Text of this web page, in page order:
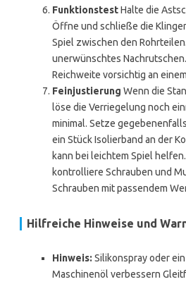
FunktionstestHalte die
Öffne und schließe die
Spiel zwischen den
unerwünschtes
Reichweite vorsichtig an
Feinjustierung Wenn die
löse die Verriegelung noch
minimal. Setze
ein Stück Isolierband an der
kann bei leichtem Spiel
kontrolliere Schrauben und
Schrauben mit passendem
Hilfreiche Hinweise und
Hinweis: Silikonspray oder
Maschinenöl verbessern